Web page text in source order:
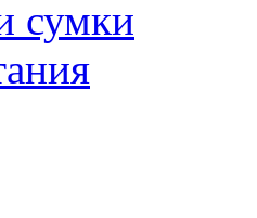
сумки